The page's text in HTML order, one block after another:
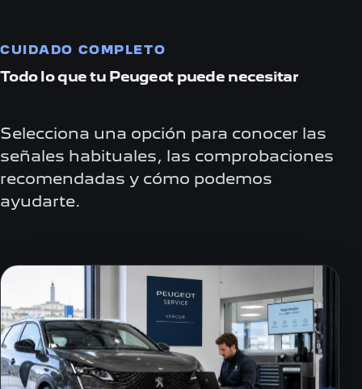
CUIDADO COMPLETO
Todo lo que tu Peugeot puede necesitar
Selecciona una opción para conocer las
señales habituales, las comprobaciones
recomendadas y cómo podemos
ayudarte.